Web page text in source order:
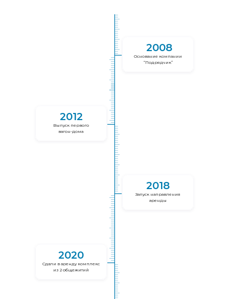
2008
Основание компании
“Подрядчик”
2018
Запуск направления
аренды
2012
Выпуск первого
вагон-дома
2020
Сдали в аренду комплекс
из 2 общежитий